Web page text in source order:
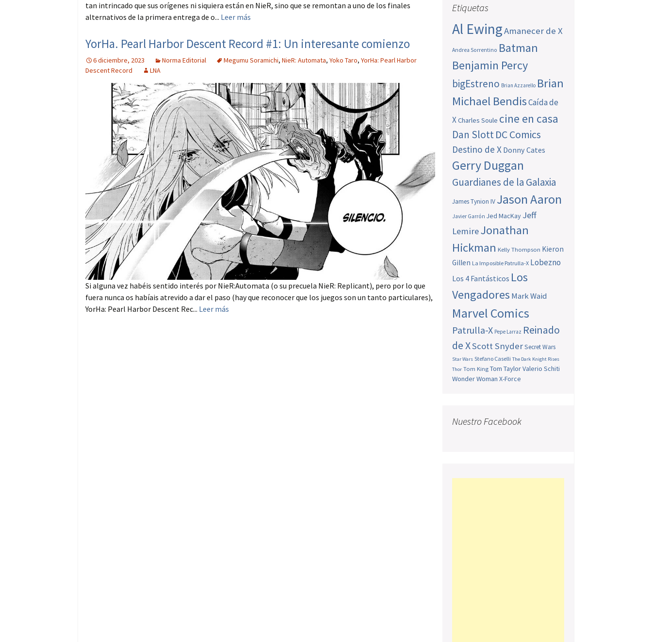
tan intrincado que sus orígenes ni siquiera están en NieR, sino que se remontan a uno de los finales
alternativos de la primera entrega de o... Leer más
YorHa. Pearl Harbor Descent Record #1: Un interesante comienzo
6 diciembre, 2023 Norma Editorial Megumu Soramichi, NieR: Automata, Yoko Taro, YorHa: Pearl Harbor
Descent Record
LNA
Si alguna vez habéis sentido interés por NieR:Automata (o su precuela NieR: Replicant), pero por lo que
fuera nunca os habíais atrevido a dar el paso (hay que reconocer que los juegos son un tanto particulares),
YorHa: Pearl Harbor Descent Rec... Leer más
Etiquetas
Al EwingAmanecer de X
Andrea Sorrentino Batman
Benjamin Percy
bigEstreno Brian Azzarello Brian
Michael BendisCaída de
XCharles Soule cine en casa
Dan SlottDC Comics
Destino de X Donny Cates
Gerry Duggan
Guardianes de la Galaxia
James Tynion IV Jason Aaron
Javier Garrón Jed MacKay Jeff
LemireJonathan
Hickman Kelly Thompson Kieron
Gillen La Imposible Patrulla-X Lobezno
Los 4 Fantásticos Los
Vengadores Mark Waid
Marvel Comics
Patrulla-X Pepe Larraz Reinado
de XScott SnyderSecret Wars
Star Wars Stefano Caselli The Dark Knight Rises
Thor Tom King Tom TaylorValerio Schiti
Wonder Woman X-Force
Nuestro Facebook